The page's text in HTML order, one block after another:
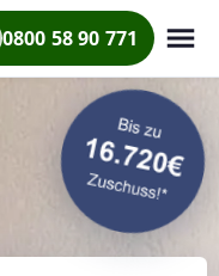
0800 58 90 771